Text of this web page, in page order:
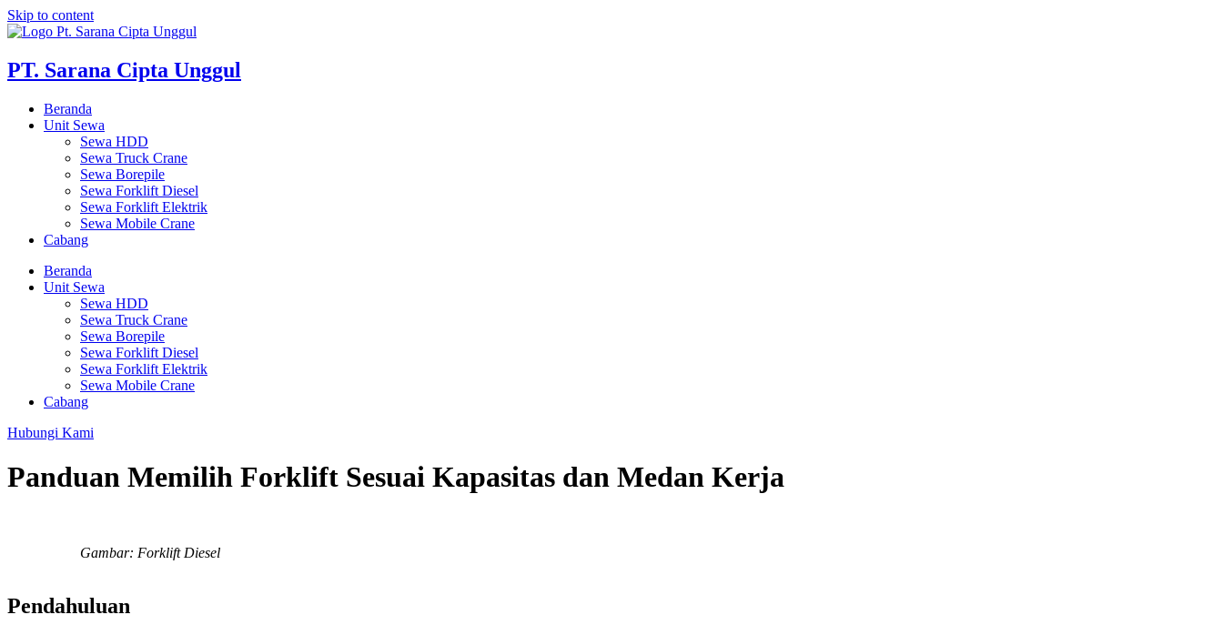
Skip to content
PT. Sarana Cipta Unggul
Beranda
Unit Sewa
Sewa HDD
Sewa Truck Crane
Sewa Borepile
Sewa Forklift Diesel
Sewa Forklift Elektrik
Sewa Mobile Crane
Cabang
Beranda
Unit Sewa
Sewa HDD
Sewa Truck Crane
Sewa Borepile
Sewa Forklift Diesel
Sewa Forklift Elektrik
Sewa Mobile Crane
Cabang
Hubungi Kami
Panduan Memilih Forklift Sesuai Kapasitas dan Medan Kerja
Gambar: Forklift Diesel
Pendahuluan